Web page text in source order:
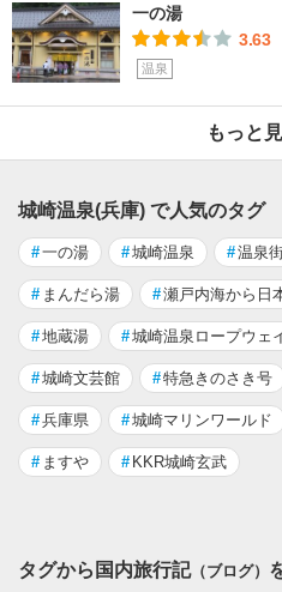
一の湯
3.63
温泉
もっと
城崎温泉(兵庫) で人気のタグ
#一の湯 #城崎温泉 #温泉
# まんだら湯 #瀬戸内海から日
#地蔵湯 #城崎温泉ロープウェ
#城崎文芸館 #特急きのさき号
#兵庫県 #城崎マリンワールド
# ますや # KKR城崎玄武
タグから国内旅行記（ブログ）